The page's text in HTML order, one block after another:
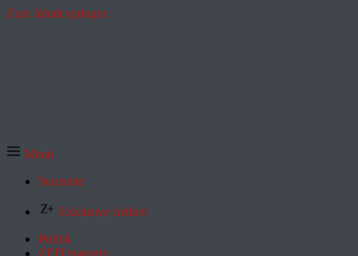
Zum Inhalt springen
Menü
Startseite
Exklusive Artikel
Politik
ZEITmagazin